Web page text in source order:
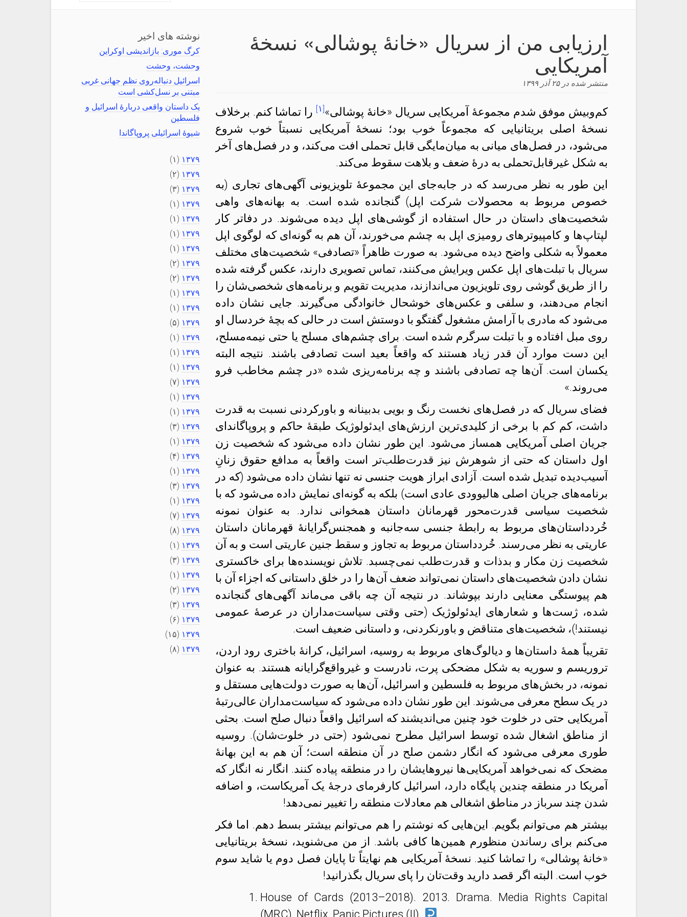
ارزیابی من از سریال «خانهٔ پوشالی» نسخهٔ
آمریکایی
منتشر شده در۲۵ آذر ۱۳۹۹
کم‌و‌بیش موفق شدم مجموعهٔ آمریکایی سریال «خانهٔ پوشالی»[۱] را تماشا کنم. برخلاف
نسخهٔ اصلی بریتانیایی که مجموعاً خوب بود؛ نسخهٔ آمریکایی نسبتاً خوب شروع
می‌شود، در فصل‌های میانی به میان‌مایگی قابل تحملی افت می‌کند، و در فصل‌های آخر
به شکل غیرقابل‌تحملی به درهٔ ضعف و بلاهت سقوط می‌کند.
این طور به نظر می‌رسد که در جابه‌جای این مجموعهٔ تلویزیونی آگهی‌های تجاری (به
خصوص مربوط به محصولات شرکت اپل) گنجانده شده است. به بهانه‌های واهی
شخصیت‌های داستان در حال استفاده از گوشی‌های اپل دیده می‌شوند. در دفاتر کار
لپتاپ‌ها و کامپیوترهای رومیزی اپل به چشم می‌خورند، آن هم به گونه‌ای که لوگوی اپل
معمولاً به شکلی واضح دیده می‌شود. به صورت ظاهراً «تصادفی» شخصیت‌های مختلف
سریال با تبلت‌های اپل عکس ویرایش می‌کنند، تماس تصویری دارند، عکس گرفته شده
را از طریق گوشی روی تلویزیون می‌اندازند، مدیریت تقویم و برنامه‌های شخصی‌شان را
انجام می‌دهند، و سلفی و عکس‌های خوشحال خانوادگی می‌گیرند. جایی نشان داده
می‌شود که مادری با آرامش مشغول گفتگو با دوستش است در حالی که بچهٔ خردسال او
روی مبل افتاده و با تبلت سرگرم شده است. برای چشم‌های مسلح یا حتی نیمه‌مسلح،
این دست موارد آن قدر زیاد هستند که واقعاً بعید است تصادفی باشند. نتیجه البته
یکسان است. آن‌ها چه تصادفی باشند و چه برنامه‌ریزی شده «در چشم مخاطب فرو
می‌روند.»
فضای سریال که در فصل‌های نخست رنگ و بویی بدبینانه و باورکردنی نسبت به قدرت
داشت، کم کم با برخی از کلیدی‌ترین ارزش‌های ایدئولوژیک طبقهٔ حاکم و پروپاگاندای
جریان اصلی آمریکایی همساز می‌شود. این طور نشان داده می‌شود که شخصیت زن
اول داستان که حتی از شوهرش نیز قدرت‌طلب‌تر است واقعاً به مدافع حقوق زنانِ
آسیب‌دیده تبدیل شده است. آزادی ابراز هویت جنسی نه تنها نشان داده می‌شود (که در
برنامه‌های جریان اصلی هالیوودی عادی است) بلکه به گونه‌ای نمایش داده می‌شود که با
شخصیت سیاسی قدرت‌محور قهرمانان داستان همخوانی ندارد. به عنوان نمونه
خُردداستان‌های مربوط به رابطهٔ جنسی سه‌جانبه و همجنس‌گرایانهٔ قهرمانان داستان
عاریتی به نظر می‌رسند. خُردداستان مربوط به تجاوز و سقط جنین عاریتی است و به آن
شخصیت زن مکار و بدذات و قدرت‌طلب نمی‌چسبد. تلاش نویسنده‌ها برای خاکستری
نشان دادن شخصیت‌های داستان نمی‌تواند ضعف آن‌ها را در خلق داستانی که اجزاء آن با
هم پیوستگی معنایی دارند بپوشاند. در نتیجه آن چه باقی می‌ماند آگهی‌های گنجانده
شده، ژست‌ها و شعارهای ایدئولوژیک (حتی وقتی سیاست‌مداران در عرصهٔ عمومی
نیستند!)، شخصیت‌های متناقض و باورنکردنی، و داستانی ضعیف است.
تقریباً همهٔ داستان‌ها و دیالوگ‌های مربوط به روسیه، اسرائیل، کرانهٔ باختری رود اردن،
تروریسم و سوریه به شکل مضحکی پرت، نادرست و غیرواقع‌گرایانه هستند. به عنوان
نمونه، در بخش‌های مربوط به فلسطین و اسرائیل، آن‌ها به صورت دولت‌هایی مستقل و
در یک سطح معرفی می‌شوند. این طور نشان داده می‌شود که سیاست‌مداران عالی‌رتبهٔ
آمریکایی حتی در خلوت خود چنین می‌اندیشند که اسرائیل واقعاً دنبال صلح است. بحثی
از مناطق اشغال شده توسط اسرائیل مطرح نمی‌شود (حتی در خلوت‌شان). روسیه
طوری معرفی می‌شود که انگار دشمن صلح در آن منطقه است؛ آن هم به این بهانهٔ
مضحک ‌که نمی‌خواهد آمریکایی‌ها نیروهایشان را در منطقه پیاده کنند. انگار نه انگار که
آمریکا در منطقه چندین پایگاه دارد، اسرائیل کارفرمای درجهٔ یک آمریکاست، و اضافه
شدن چند سرباز در مناطق اشغالی هم معادلات منطقه را تغییر نمی‌دهد!
بیشتر هم می‌توانم بگویم. این‌هایی که نوشتم را هم می‌توانم بیشتر بسط دهم. اما فکر
می‌کنم برای رساندن منظورم همین‌ها کافی باشد. از من می‌شنوید، نسخهٔ بریتانیایی
«خانهٔ پوشالی» را تماشا کنید. نسخهٔ آمریکایی هم نهایتاً تا پایان فصل دوم یا شاید سوم
خوب است. البته اگر قصد دارید وقت‌تان را پای سریال بگذرانید!
House of Cards (2013–2018). 2013. Drama. Media Rights Capital
(MRC), Netflix, Panic Pictures (II).
نوشته های اخیر
کرگ موری: بازاندیشی اوکراین
وحشت، وحشت
اسرائیل دنباله‌روی نظم جهانی غربی
مبتنی بر نسل‌کشی است
یک داستان واقعی دربارهٔ اسرائیل و
فلسطین
شیوهٔ اسرائیلی پروپاگاندا
۱۳۷۹ (۱)
۱۳۷۹ (۲)
۱۳۷۹ (۳)
۱۳۷۹ (۱)
۱۳۷۹ (۱)
۱۳۷۹ (۱)
۱۳۷۹ (۱)
۱۳۷۹ (۲)
۱۳۷۹ (۲)
۱۳۷۹ (۱)
۱۳۷۹ (۱)
۱۳۷۹ (۵)
۱۳۷۹ (۱)
۱۳۷۹ (۱)
۱۳۷۹ (۱)
۱۳۷۹ (۷)
۱۳۷۹ (۱)
۱۳۷۹ (۱)
۱۳۷۹ (۳)
۱۳۷۹ (۱)
۱۳۷۹ (۴)
۱۳۷۹ (۱)
۱۳۷۹ (۳)
۱۳۷۹ (۱)
۱۳۷۹ (۷)
۱۳۷۹ (۸)
۱۳۷۹ (۱)
۱۳۷۹ (۳)
۱۳۷۹ (۱)
۱۳۷۹ (۲)
۱۳۷۹ (۳)
۱۳۷۹ (۶)
۱۳۷۹ (۱۵)
۱۳۷۹ (۸)